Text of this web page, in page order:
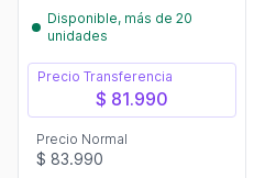
Disponible, más de 20
unidades
Precio Transferencia
$ 81.990
Precio Normal
$ 83.990